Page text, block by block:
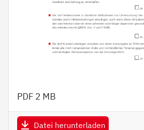
PDF 2 MB
Datei herunterladen